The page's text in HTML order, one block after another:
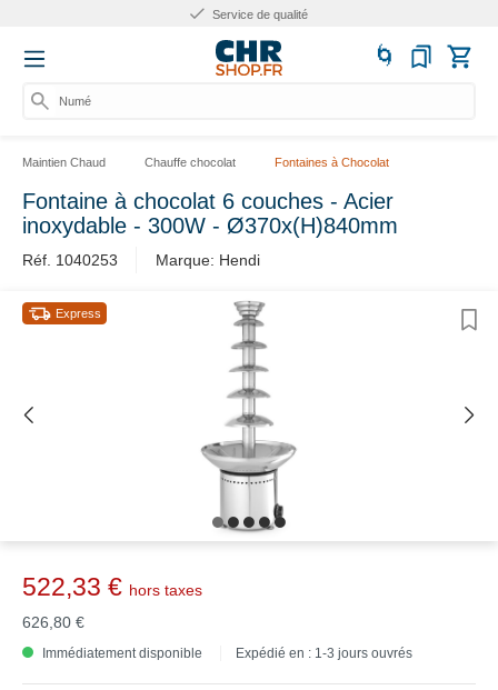
Service de qualité
Numéro
Maintien Chaud Chauffe chocolat Fontaines à Chocolat
Fontaine à chocolat 6 couches - Acier
inoxydable - 300W - Ø370x(H)840mm
Réf. 1040253 Marque: Hendi
Express
522,33 € hors taxes
626,80 €
Immédiatement disponible Expédié en : 1-3 jours ouvrés